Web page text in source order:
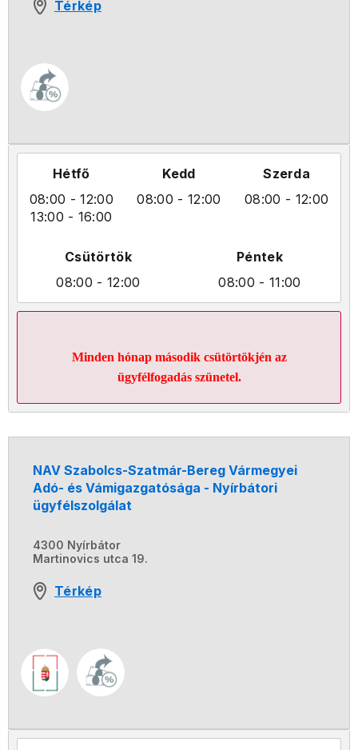
Térkép
Hétfő
08:00 - 12:00
13:00 - 16:00
Kedd
08:00 - 12:00
Szerda
08:00 - 12:00
Csütörtök
08:00 - 12:00
Péntek
08:00 - 11:00
Minden hónap második csütörtökjén az
ügyfélfogadás szünetel.
NAV Szabolcs-Szatmár-Bereg Vármegyei
Adó- és Vámigazgatósága - Nyírbátori
ügyfélszolgálat
4300 Nyírbátor
Martinovics utca 19.
Térkép